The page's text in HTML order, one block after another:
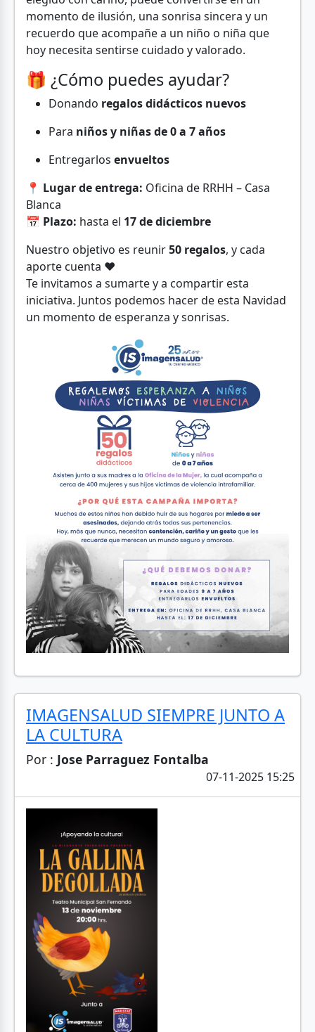
momento de ilusión, una sonrisa sincera y un
recuerdo que acompañe a un niño o niña que
hoy necesita sentirse cuidado y valorado.
🎁 ¿Cómo puedes ayudar?
Donando regalos didácticos nuevos
Para niños y niñas de 0 a 7 años
Entregarlos envueltos
📍 Lugar de entrega: Oficina de RRHH – Casa
Blanca
📅 Plazo: hasta el 17 de diciembre
Nuestro objetivo es reunir50 regalos, y cada
aporte cuenta ❤️
Te invitamos a sumarte y a compartir esta
iniciativa. Juntos podemos hacer de esta Navidad
un momento de esperanza y sonrisas.
IMAGENSALUD SIEMPRE JUNTO A
LA CULTURA
Por : Jose Parraguez Fontalba
07-11-2025 15:25